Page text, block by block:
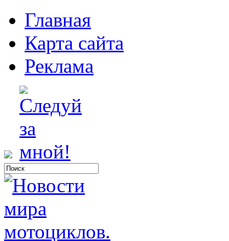
Главная
Карта сайта
Реклама